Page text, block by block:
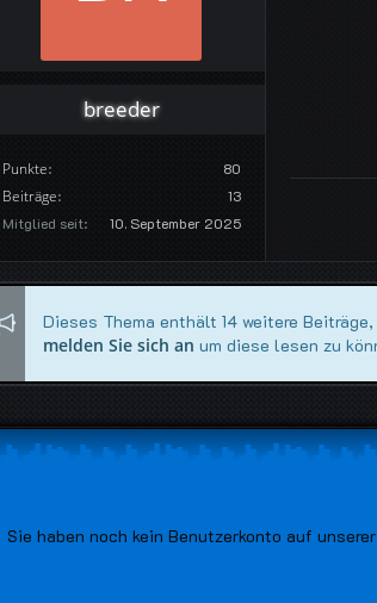
breeder
Punkte 80
Beiträge
13
Mitglied seit
10. September 2025
Dieses Thema enthält 14 weitere
melden Sie sich an um diese lesen zu
Sie haben noch kein Benutzerkonto auf